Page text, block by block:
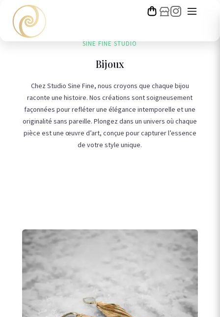
SINE FINE STUDIO
Bijoux
Chez Studio Sine Fine, nous croyons que chaque bijou
raconte une histoire. Nos créations sont soigneusement
façonnées pour refléter une élégance intemporelle et une
originalité sans pareille. Plongez dans un univers où chaque
pièce est une œuvre d’art, conçue pour capturer l’essence
de votre style unique.